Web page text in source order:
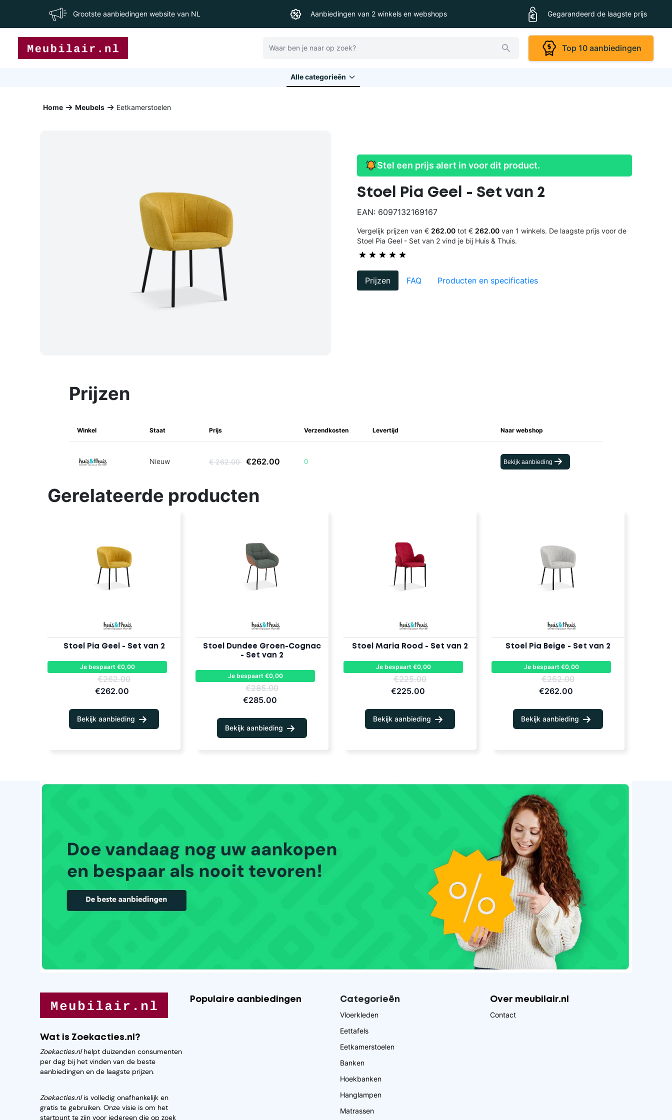
Grootste aanbiedingen website van NL Aanbiedingen van 2 winkels en webshops Gegarandeerd de laagste prijs
Zoeken
Top 10 aanbiedingen
Alle categorieēn
Home Meubels Eetkamerstoelen
Stel een prijs alert in voor dit product.
Stoel Pia Geel - Set van 2
EAN: 6097132169167
Vergelijk prijzen van € 262.00tot € 262.00van 1 winkels. De laagste prijs voor de
Stoel Pia Geel - Set van 2 vind je bij Huis & Thuis.
Prijzen FAQ Producten en specificaties
Prijzen
Winkel Staat Prijs Verzendkosten Levertijd Naar webshop
Nieuw € 262.00 €262.00 0 Bekijk aanbieding
Gerelateerde producten
Stoel Pia Geel - Set van 2
Je bespaart €0,00
€262.00
€262.00
Bekijk aanbieding
Stoel Dundee Groen-Cognac
- Set van 2
Je bespaart €0,00
€285.00
€285.00
Bekijk aanbieding
Stoel Maria Rood - Set van 2
Je bespaart €0,00
€225.00
€225.00
Bekijk aanbieding
Stoel Pia Beige - Set van 2
Je bespaart €0,00
€262.00
€262.00
Bekijk aanbieding
Wat is Zoekacties.nl?
Zoekacties.nlhelpt duizenden consumenten
per dag bij het vinden van de beste
aanbiedingen en de laagste prijzen.
Zoekacties.nlis volledig onafhankelijk en
gratis te gebruiken. Onze visie is om het
startpunt te zijn voor iedereen die op zoek
Populaire aanbiedingen Categorieēn
Vloerkleden
Eettafels
Eetkamerstoelen
Banken
Hoekbanken
Hanglampen
Matrassen
Over meubilair.nl
Contact